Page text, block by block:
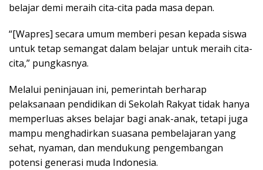
belajar demi meraih cita-cita pada masa depan.
“[Wapres] secara umum memberi pesan kepada siswa
untuk tetap semangat dalam belajar untuk meraih cita-
cita,” pungkasnya.
Melalui peninjauan ini, pemerintah berharap
pelaksanaan pendidikan di Sekolah Rakyat tidak hanya
memperluas akses belajar bagi anak-anak, tetapi juga
mampu menghadirkan suasana pembelajaran yang
sehat, nyaman, dan mendukung pengembangan
potensi generasi muda Indonesia.